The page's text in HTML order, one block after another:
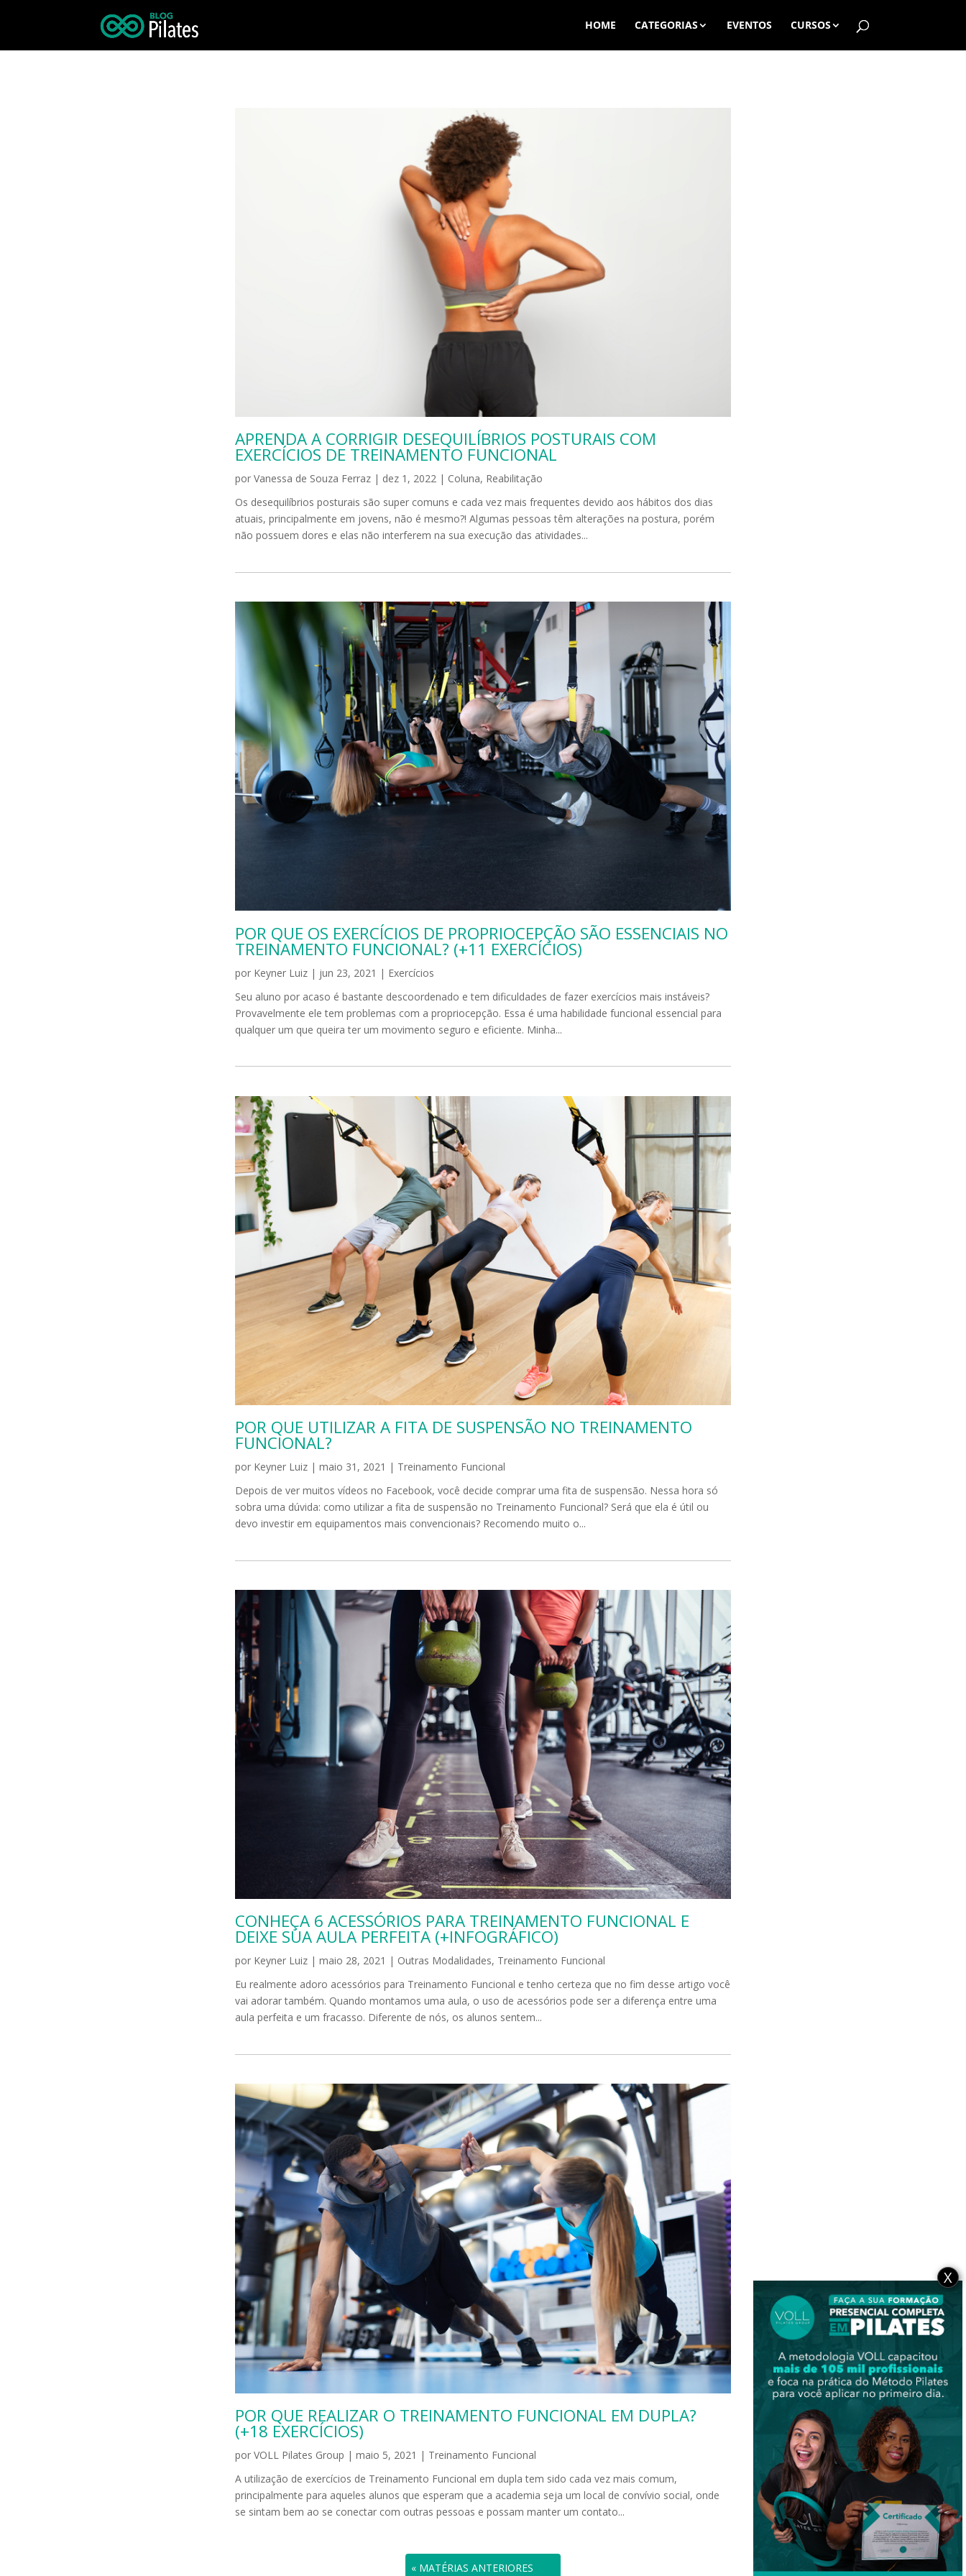
HOME CATEGORIAS EVENTOS CURSOS
APRENDA A CORRIGIR DESEQUILÍBRIOS POSTURAIS COM
EXERCÍCIOS DE TREINAMENTO FUNCIONAL
por Vanessa de Souza Ferraz | dez 1, 2022 | Coluna, Reabilitação
Os desequilíbrios posturais são super comuns e cada vez mais frequentes devido aos hábitos dos dias
atuais, principalmente em jovens, não é mesmo?! Algumas pessoas têm alterações na postura, porém
não possuem dores e elas não interferem na sua execução das atividades...
POR QUE OS EXERCÍCIOS DE PROPRIOCEPÇÃO SÃO ESSENCIAIS NO
TREINAMENTO FUNCIONAL? (+11 EXERCÍCIOS)
por Keyner Luiz | jun 23, 2021 | Exercícios
Seu aluno por acaso é bastante descoordenado e tem dificuldades de fazer exercícios mais instáveis?
Provavelmente ele tem problemas com a propriocepção. Essa é uma habilidade funcional essencial para
qualquer um que queira ter um movimento seguro e eficiente. Minha...
POR QUE UTILIZAR A FITA DE SUSPENSÃO NO TREINAMENTO
FUNCIONAL?
por Keyner Luiz | maio 31, 2021 | Treinamento Funcional
Depois de ver muitos vídeos no Facebook, você decide comprar uma fita de suspensão. Nessa hora só
sobra uma dúvida: como utilizar a fita de suspensão no Treinamento Funcional? Será que ela é útil ou
devo investir em equipamentos mais convencionais? Recomendo muito o...
CONHEÇA 6 ACESSÓRIOS PARA TREINAMENTO FUNCIONAL E
DEIXE SUA AULA PERFEITA (+INFOGRÁFICO)
por Keyner Luiz | maio 28, 2021 | Outras Modalidades, Treinamento Funcional
Eu realmente adoro acessórios para Treinamento Funcional e tenho certeza que no fim desse artigo você
vai adorar também. Quando montamos uma aula, o uso de acessórios pode ser a diferença entre uma
aula perfeita e um fracasso. Diferente de nós, os alunos sentem...
POR QUE REALIZAR O TREINAMENTO FUNCIONAL EM DUPLA?
(+18 EXERCÍCIOS)
por VOLL Pilates Group | maio 5, 2021 | Treinamento Funcional
A utilização de exercícios de Treinamento Funcional em dupla tem sido cada vez mais comum,
principalmente para aqueles alunos que esperam que a academia seja um local de convívio social, onde
se sintam bem ao se conectar com outras pessoas e possam manter um contato...
« ENTRADAS ANTIGAS
X